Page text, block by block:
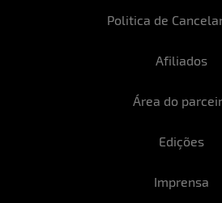
Politica de
Afiliados
Área do
Edições
Imprensa